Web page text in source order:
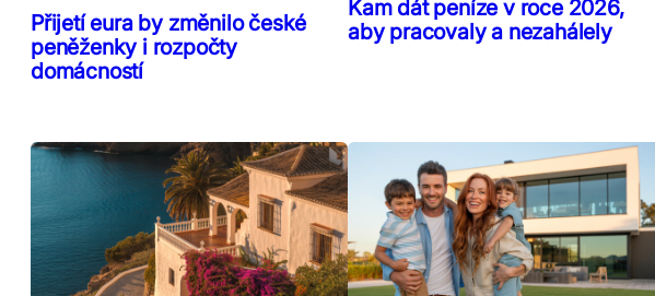
Přijetí eura by změnilo české
peněženky i rozpočty
domácností
Kam dát peníze v roce 2026,
aby pracovaly a nezahálely